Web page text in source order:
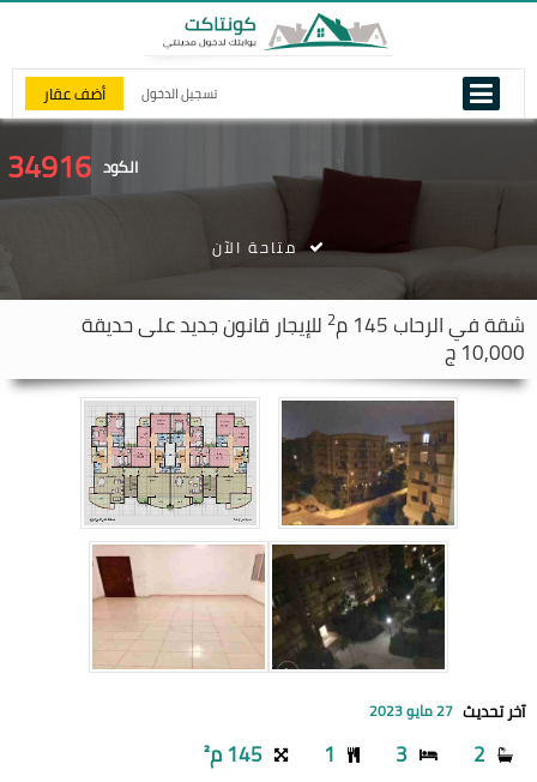
تسجيل الدخول أضف عقار
الكود 34916
شقة فيالرحاب 2 للإيجار قانون جديد على حديقة
10,000 ج
متاحة الآن
آخر تحديث 27 مايو 2023
2
3
1 145 م²